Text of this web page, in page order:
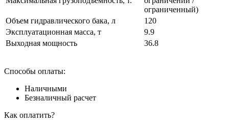
ограниченный)
Объем гидравлического бака, л
120
Эксплуатационная масса, т
9.9
Выходная мощность
36.8
Способы оплаты:
Наличными
Безналичный расчет
Как оплатить?